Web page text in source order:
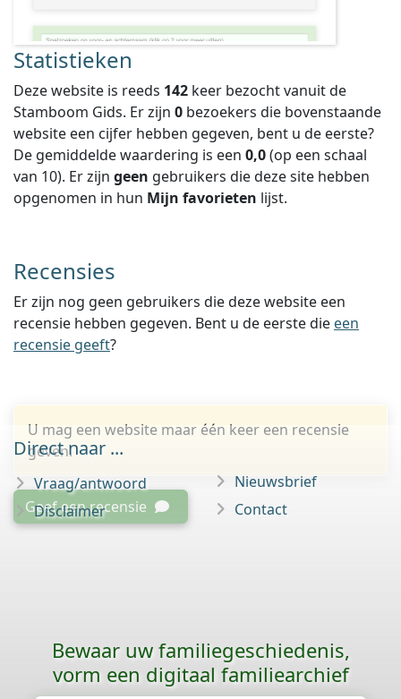
Statistieken
Deze website is reeds 142 keer bezocht vanuit de
Stamboom Gids. Er zijn 0 bezoekers die bovenstaande
website een cijfer hebben gegeven, bent u de eerste?
De gemiddelde waardering is een 0,0(op een schaal
van 10). Er zijn geen gebruikers die deze site hebben
opgenomen in hun Mijn favorieten lijst.
Recensies
Er zijn nog geen gebruikers die deze website een
recensie hebben gegeven. Bent u de eerste die een
recensie geeft?
U mag een website maar één keer een recensie
geven.
Geef een recensie
Direct naar ...
Vraag/antwoord
Disclaimer
Nieuwsbrief
Contact
Bewaar uw familie­geschiedenis,
vorm een digitaal familiearchief